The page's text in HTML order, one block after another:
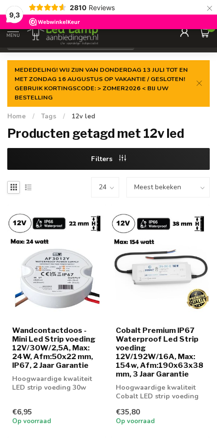
9,3
2810 Reviews ×
Gegarandeerde delaagste prijs
MENU
0
MEDEDELING! WIJ ZIJN VAN DONDERDAG 13 JULI TOT EN
MET ZONDAG 16 AUGUSTUS OP VAKANTIE / GESLOTEN!
GEBRUIK KORTINGSCODE: > ZOMER2026 < BIJ UW
BESTELLING
Home / Tags / 12v led
Producten getagd met 12v led
Filters
Wandcontactdoos -
Mini Led Strip voeding
12V/30W/2,5A, Max:
24W, Afm:50x22 mm,
IP67, 2 Jaar Garantie
Hoogwaardige kwaliteit
LED strip voeding 30w
€6,95
Op voorraad
Cobalt Premium IP67
Waterproof Led Strip
voeding
12V/192W/16A, Max:
154w, Afm:190x63x38
mm, 3 Jaar Garantie
Hoogwaardige kwaliteit
Cobalt LED strip voeding
€35,80
Op voorraad